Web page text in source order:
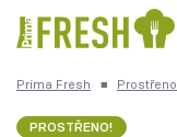
Prima Fresh ■
PROSTŘENO!